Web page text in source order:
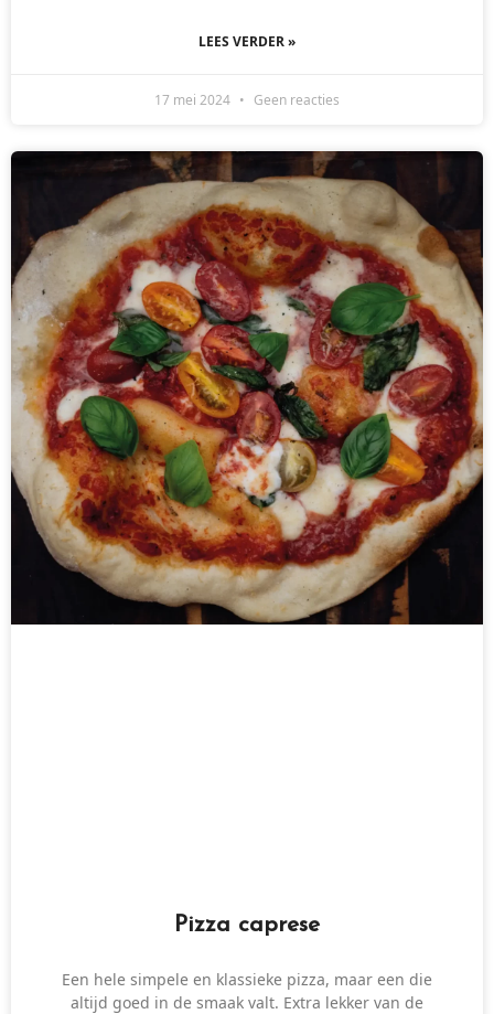
LEES VERDER »
17 mei 2024 Geen reacties
Pizza caprese
Een hele simpele en klassieke pizza, maar een die
altijd goed in de smaak valt. Extra lekker van de